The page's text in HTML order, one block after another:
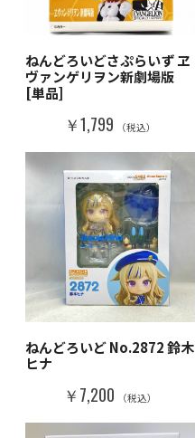
ねんどろいどさぷらいず ヱ
ヴァンゲリヲン新劇場版
[単品]
￥1,799 （税込）
ねんどろいど No.2872 鈴木
ヒナ
￥7,200 （税込）